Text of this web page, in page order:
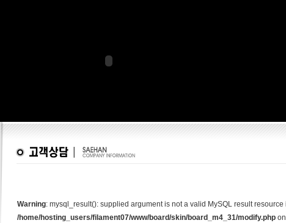
Warning: mysql_result(): supplied argument is not a valid MySQL result resource
/home/hosting_users/filament07/www/board/skin/board_m4_31/modify.phpon